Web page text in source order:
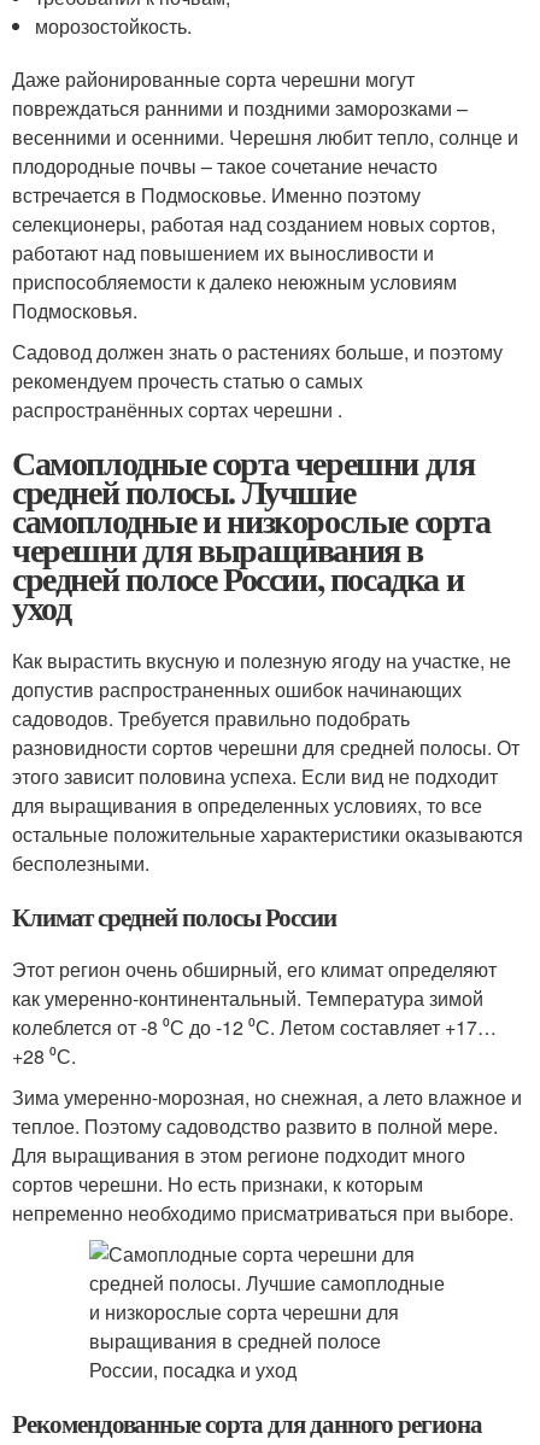
морозостойкость.
Даже районированные сорта черешни могут
повреждаться ранними и поздними заморозками –
весенними и осенними. Черешня любит тепло, солнце и
плодородные почвы – такое сочетание нечасто
встречается в Подмосковье. Именно поэтому
селекционеры, работая над созданием новых сортов,
работают над повышением их выносливости и
приспособляемости к далеко неюжным условиям
Подмосковья.
Садовод должен знать о растениях больше, и поэтому
рекомендуем прочесть статью о самых
распространённых сортах черешни .
Самоплодные сорта черешни для
средней полосы. Лучшие
самоплодные и низкорослые сорта
черешни для выращивания в
средней полосе России, посадка и
уход
Как вырастить вкусную и полезную ягоду на участке, не
допустив распространенных ошибок начинающих
садоводов. Требуется правильно подобрать
разновидности сортов черешни для средней полосы. От
этого зависит половина успеха. Если вид не подходит
для выращивания в определенных условиях, то все
остальные положительные характеристики оказываются
бесполезными.
Климат средней полосы России
Этот регион очень обширный, его климат определяют
как умеренно-континентальный. Температура зимой
колеблется от -8 ⁰С до -12 ⁰С. Летом составляет +17…
+28 ⁰С.
Зима умеренно-морозная, но снежная, а лето влажное и
теплое. Поэтому садоводство развито в полной мере.
Для выращивания в этом регионе подходит много
сортов черешни. Но есть признаки, к которым
непременно необходимо присматриваться при выборе.
Рекомендованные сорта для данного региона